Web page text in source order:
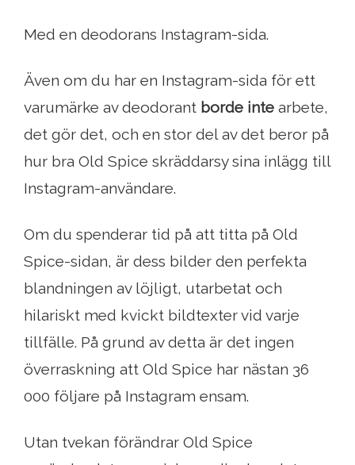
Med en deodorans Instagram-sida.
Även om du har en Instagram-sida för ett
varumärke av deodorant borde inte arbete,
det gör det, och en stor del av det beror på
hur bra Old Spice skräddarsy sina inlägg till
Instagram-användare.
Om du spenderar tid på att titta på Old
Spice-sidan, är dess bilder den perfekta
blandningen av löjligt, utarbetat och
hilariskt med kvickt bildtexter vid varje
tillfälle. På grund av detta är det ingen
överraskning att Old Spice har nästan 36
000 följare på Instagram ensam.
Utan tvekan förändrar Old Spice